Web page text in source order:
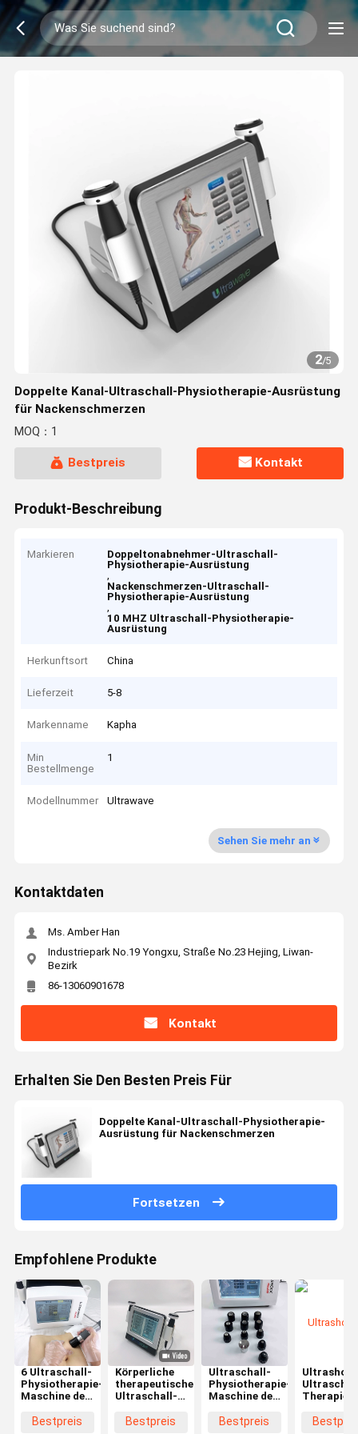
2/5
Doppelte Kanal-Ultraschall-Physiotherapie-Ausrüstung
für Nackenschmerzen
MOQ：1
Bestpreis Kontakt
Produkt-Beschreibung
Markieren
Doppeltonabnehmer-Ultraschall-
Physiotherapie-Ausrüstung
,
Nackenschmerzen-Ultraschall-
Physiotherapie-Ausrüstung
,
10 MHZ Ultraschall-Physiotherapie-
Ausrüstung
Herkunftsort China
Lieferzeit 5-8
Markenname Kapha
Min
Bestellmenge
1
Modellnummer Ultrawave
Sehen Sie mehr an
Kontaktdaten
Ms. Amber Han
Industriepark No.19 Yongxu, Straße No.23 Hejing, Liwan-
Bezirk
86-13060901678
Kontakt
Erhalten Sie Den Besten Preis Für
Doppelte Kanal-Ultraschall-Physiotherapie-
Ausrüstung für Nackenschmerzen
Fortsetzen
Empfohlene Produkte
6 Ultraschall-
Physiotherapie-
Maschine der
21Hz für
Bestpreis
Körperliche
therapeutische
Ultraschall-
Hauptmaschine
Bestpreis
Ultraschall-
Physiotherapie-
Maschine der
6 der
Bestpreis
Therapie-
Schulter